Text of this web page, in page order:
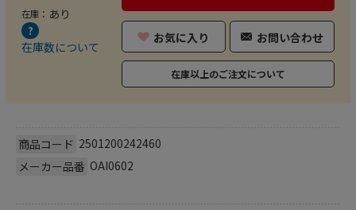
在庫： あり
在庫数について
お気に入り お問い合わせ
在庫以上のご注文について
商品コード 2501200242460
メーカー品番 OAI0602